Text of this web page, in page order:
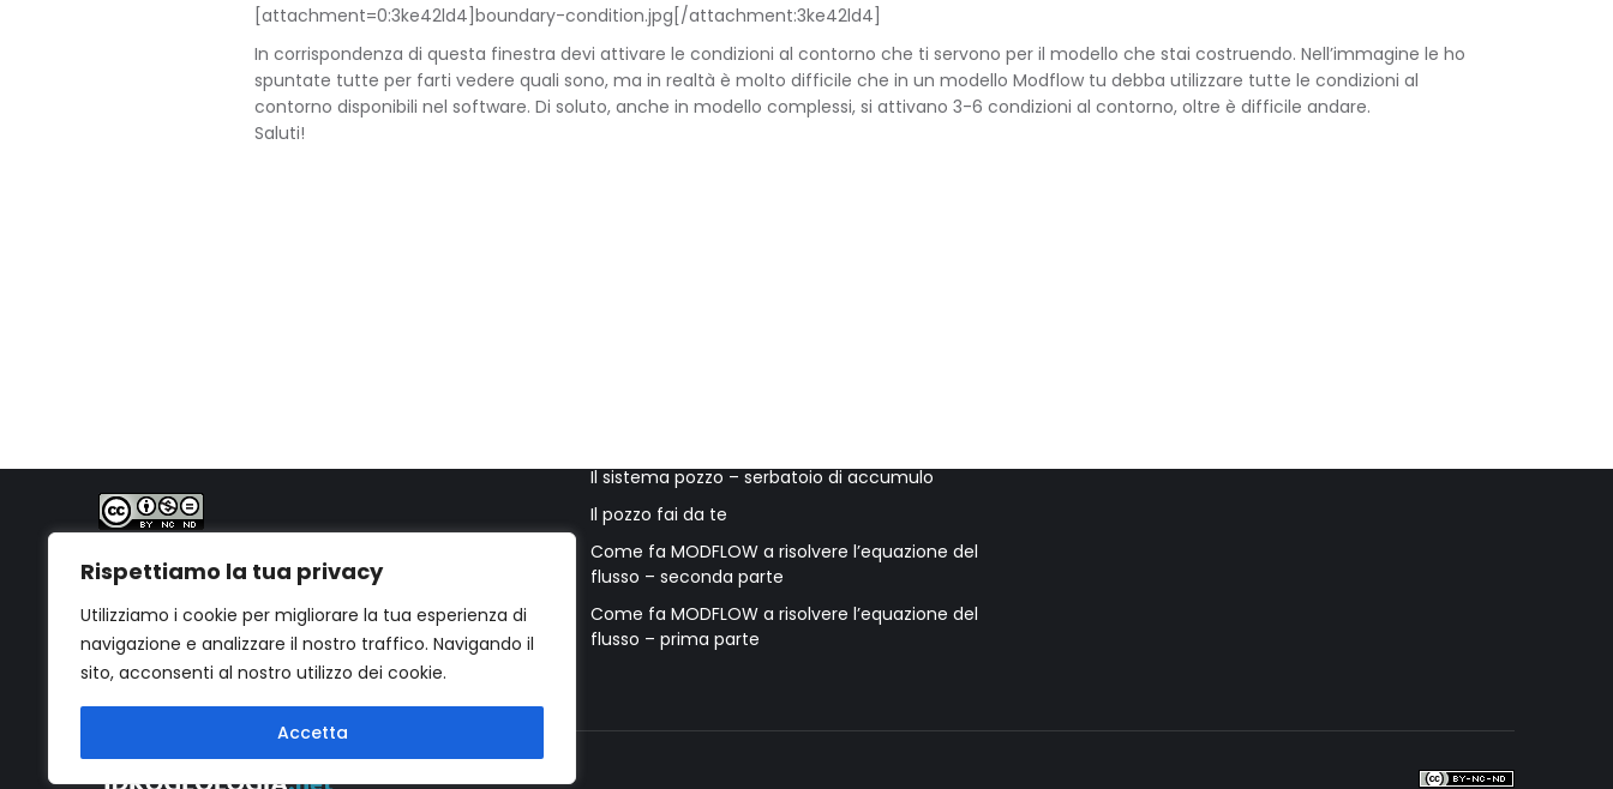
Rispettiamo la tua privacy
Utilizziamo i cookie per migliorare la tua esperienza di
navigazione e analizzare il nostro traffico. Navigando il
sito, acconsenti al nostro utilizzo dei cookie.
Accetta
[attachment=0:3ke42ld4] boundary-condition.jpg [/attachment:3ke42ld4]
In corrispondenza di questa finestra devi attivare le condizioni al contorno che ti servono per il modello che stai costruendo. Nell’immagine le ho
spuntate tutte per farti vedere quali sono, ma in realtà è molto difficile che in un modello Modflow tu debba utilizzare tutte le condizioni al
contorno disponibili nel software. Di soluto, anche in modello complessi, si attivano 3-6 condizioni al contorno, oltre è difficile andare.
Saluti!
Commons Attribuzione - Non commerciale - Non
Il sistema pozzo – serbatoio di accumulo
Il pozzo fai da te
Come fa MODFLOW a risolvere l’equazione del
flusso – seconda parte
Come fa MODFLOW a risolvere l’equazione del
flusso – prima parte